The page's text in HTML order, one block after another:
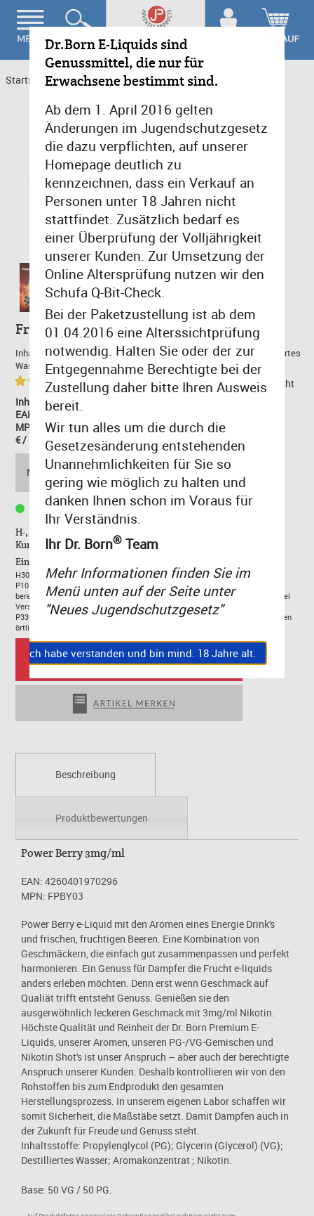
Startseite>Früchte-Paradies>Power Berry 3mg/ml
Früchte Paradies Power Berry 3mg/ml
Inhaltsstoffe: Propylenglycol (PG); Glycerin (Glycerol) (VG); Destilliertes
Wasser; Aromakonzentrat ; Nikotin. Base: 50 VG / 50 PG.
(2)
zurück zur Übersicht
Inhalt: 0.01 Liter
EAN: 4260401970296
MPN: FPBY03
€ / Liter: 1.050,00 €
MENGE: 10,50 €
Lieferzeit 1-3 Tage
H-, P-Sätze und EUH208 enthalten wichtige Informationen in
Kurzform.
Einordnung nach CLP-Verordnung (EG) Nr. 1272/2008:
H302:Gesundheitsschädlich bei Verschlucken.
P101: Ist ärztlicher Rat erforderlich-Beipackzettel oder Umverpackung
bereithalten.P102: Darf nicht in die Hände von Kindern gelangen.P301+312: Bei
Verschlucken: Bei Unwohlsein Giftinformationszentrum/Arzt anrufen.
P330: Mund ausspülen.P501: Entsorgung des Inhalts/des Behälters gemäß den
örtlichen/regionalen/nationalen internationalen Vorschriften.
Beschreibung
Produktbewertungen
Power Berry 3mg/ml
EAN: 4260401970296
MPN: FPBY03
Power Berry e-Liquid mit den Aromen eines Energie Drink's
und frischen, fruchtigen Beeren. Eine Kombination von
Geschmäckern, die einfach gut zusammenpassen und perfekt
harmonieren. Ein Genuss für Dampfer die Frucht e-liquids
anders erleben möchten. Denn erst wenn Geschmack auf
Qualiät trifft entsteht Genuss. Genießen sie den
ausgerwöhnlich leckeren Geschmack mit 3mg/ml Nikotin.
Höchste Qualität und Reinheit der Dr. Born Premium E-
Liquids, unserer Aromen, unseren PG-/VG-Gemischen und
Nikotin Shot's ist unser Anspruch – aber auch der berechtigte
Anspruch unserer Kunden. Deshalb kontrollieren wir von den
Rohstoffen bis zum Endprodukt den gesamten
Herstellungsprozess. In unserem eigenen Labor schaffen wir
somit Sicherheit, die Maßstäbe setzt. Damit Dampfen auch in
der Zukunft für Freude und Genuss steht.
Inhaltsstoffe: Propylenglycol (PG); Glycerin (Glycerol) (VG);
Destilliertes Wasser; Aromakonzentrat ; Nikotin.
Base: 50 VG / 50 PG.
Dr.Born E-Liquids sind
Genussmittel, die nur für
Erwachsene bestimmt sind.
Ab dem 1. April 2016 gelten
Änderungen im Jugendschutzgesetz
die dazu verpflichten, auf unserer
Homepage deutlich zu
kennzeichnen, dass ein Verkauf an
Personen unter 18 Jahren nicht
stattfindet. Zusätzlich bedarf es
einer Überprüfung der Volljährigkeit
unserer Kunden. Zur Umsetzung der
Online Altersprüfung nutzen wir den
Schufa Q-Bit-Check.
Bei der Paketzustellung ist ab dem
01.04.2016 eine Alterssichtprüfung
notwendig. Halten Sie oder der zur
Entgegennahme Berechtigte bei der
Zustellung daher bitte Ihren Ausweis
bereit.
Wir tun alles um die durch die
Gesetzesänderung entstehenden
Unannehmlichkeiten für Sie so
gering wie möglich zu halten und
danken Ihnen schon im Voraus für
Ihr Verständnis.
Ihr Dr. Born®Team
Mehr Informationen finden Sie im
Menü unten auf der Seite unter
"Neues Jugendschutzgesetz"
Ich habe verstanden und bin mind. 18 Jahre alt.